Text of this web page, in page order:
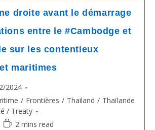
droite avant le démarrage
entre le #Cambodge et
sur les contentieux
maritimes
2024
/ Frontières / Thailand / Thaïlande
/ Treaty
Reading2 mins read